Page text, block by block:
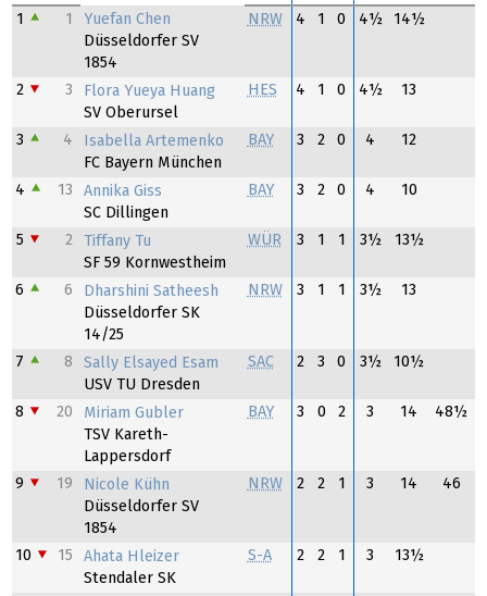
1
1
Yuefan Chen
Düsseldorfer SV
1854
NRW 4 1 0 4½ 14½
2 3
Flora Yueya Huang
SV Oberursel
HES 4 1 0 4½ 13
3 4
Isabella Artemenko
FC Bayern München
BAY 3 2 0 4 12
4 13
Annika Giss
SC Dillingen
BAY 3 2 0 4 10
5 2
Tiffany Tu
SF 59 Kornwestheim
WÜR 3 1 1 3½ 13½
6 6
Dharshini Satheesh
Düsseldorfer SK
14/25
NRW 3 1 1 3½ 13
7 8
Sally Elsayed Esam
USV TU Dresden
SAC 2 3 0 3½ 10½
8 20
Miriam Gubler
TSV Kareth-
Lappersdorf
BAY 3 0 2 3 14 48½
9 19
Nicole Kühn
Düsseldorfer SV
1854
NRW 2 2 1 3 14 46
10 15
Ahata Hleizer
Stendaler SK
S-A 2 2 1 3 13½